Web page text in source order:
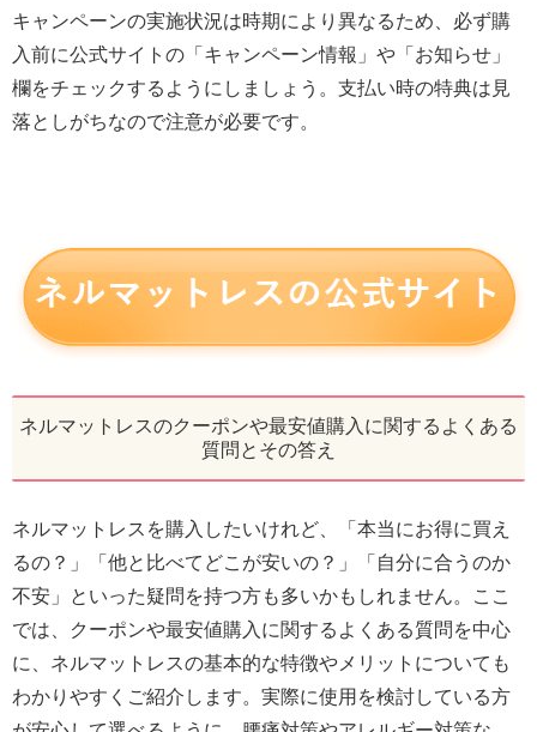
キャンペーンの実施状況は時期により異なるため、必ず購
入前に公式サイトの「キャンペーン情報」や「お知らせ」
欄をチェックするようにしましょう。支払い時の特典は見
落としがちなので注意が必要です。
ネルマットレスのクーポンや最安値購入に関するよくある
質問とその答え
ネルマットレスを購入したいけれど、「本当にお得に買え
るの？」「他と比べてどこが安いの？」「自分に合うのか
不安」といった疑問を持つ方も多いかもしれません。ここ
では、クーポンや最安値購入に関するよくある質問を中心
に、ネルマットレスの基本的な特徴やメリットについても
わかりやすくご紹介します。実際に使用を検討している方